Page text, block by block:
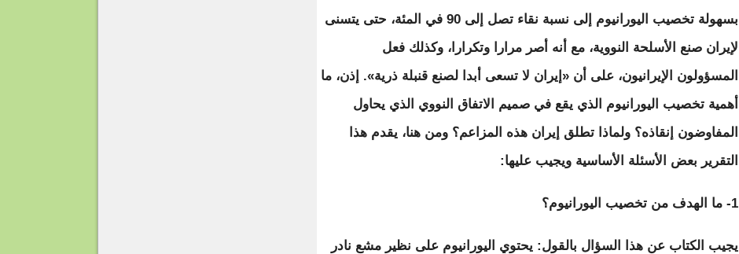
بسهولة تخصيب اليورانيوم إلى نسبة نقاء تصل إلى 90 في المئة، حتى يتسنى
لإيران صنع الأسلحة النووية، مع أنه أصر مرارا وتكرارا، وكذلك فعل
المسؤولون الإيرانيون، على أن «إيران لا تسعى أبدا لصنع قنبلة ذرية». إذن، ما
أهمية تخصيب اليورانيوم الذي يقع في صميم الاتفاق النووي الذي يحاول
المفاوضون إنقاذه؟ ولماذا تطلق إيران هذه المزاعم؟ ومن هنا، يقدم هذا
التقرير بعض الأسئلة الأساسية ويجيب عليها:
1- ما الهدف من تخصيب اليورانيوم؟
يجيب الكتاب عن هذا السؤال بالقول: يحتوي اليورانيوم على نظير مشع نادر